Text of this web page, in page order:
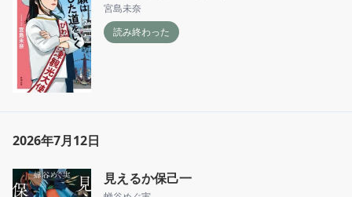
宮島未奈
読み終わった
2026年7月12日
見えるか保己一